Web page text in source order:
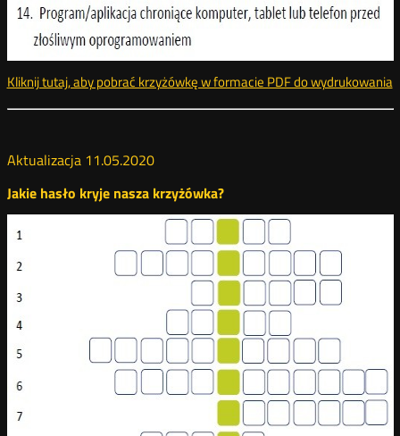
Kliknij tutaj, aby pobrać krzyżówkę w formacie PDF do wydrukowania
Aktualizacja 11.05.2020
Jakie hasło kryje nasza krzyżówka?